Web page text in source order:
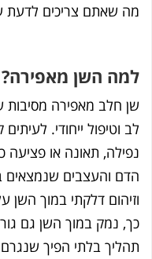
צריכים לדעת על שן
מאפירה?
מאפירה מסיבות שונות,
ייחודי. לעיתים
תאונה או פציעה כדי
שנמצאים בתוך
דלקתי במוך השן
במוך השן גם גורם
בלתי הפיך שנגרם